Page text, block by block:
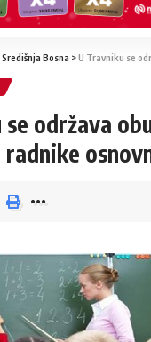
Središnja Bosna >U Travniku se održava
održava